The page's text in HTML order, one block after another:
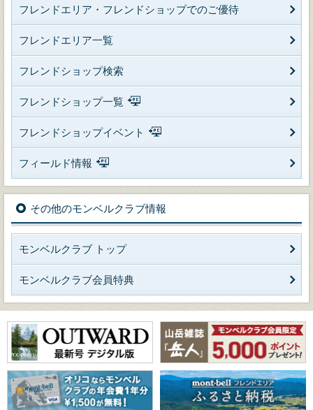
フレンドエリア・フレンドショップでのご優待
フレンドエリア一覧
フレンドショップ検索
フレンドショップ一覧
フレンドショップイベント
フィールド情報
その他のモンベルクラブ情報
モンベルクラブ トップ
モンベルクラブ会員特典